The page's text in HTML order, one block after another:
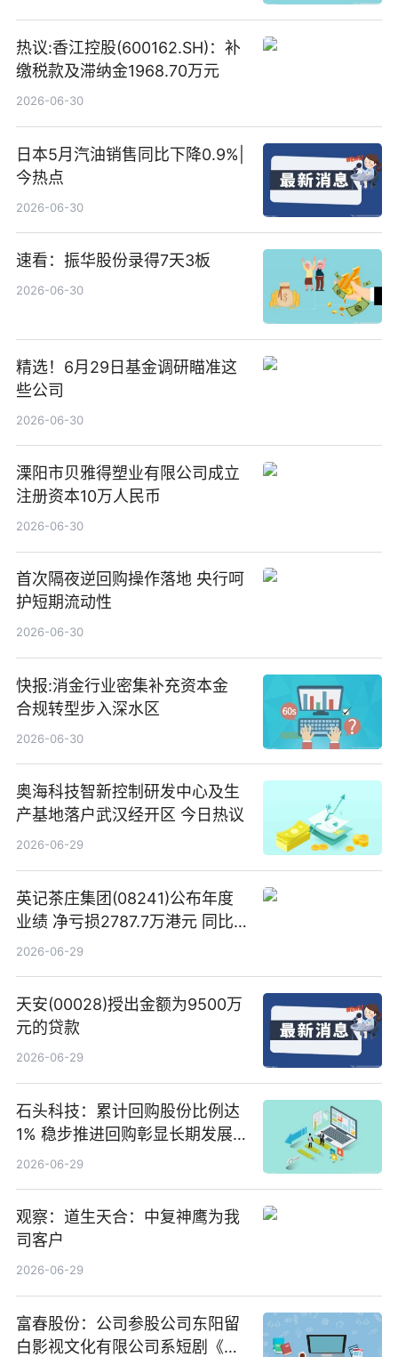
热议:香江控股(600162.SH)：补
缴税款及滞纳金1968.70万元
2026-06-30
日本5月汽油销售同比下降0.9%|
今热点
2026-06-30
速看：振华股份录得7天3板
2026-06-30
精选！6月29日基金调研瞄准这
些公司
2026-06-30
溧阳市贝雅得塑业有限公司成立
注册资本10万人民币
2026-06-30
首次隔夜逆回购操作落地 央行呵
护短期流动性
2026-06-30
快报:消金行业密集补充资本金
合规转型步入深水区
2026-06-30
奥海科技智新控制研发中心及生
产基地落户武汉经开区 今日热议
2026-06-29
英记茶庄集团(08241)公布年度
业绩 净亏损2787.7万港元 同比
扩大65.15% 焦点速读
2026-06-29
天安(00028)授出金额为9500万
元的贷款
2026-06-29
石头科技：累计回购股份比例达
1% 稳步推进回购彰显长期发展
信心 新动态
2026-06-29
观察：道生天合：中复神鹰为我
司客户
2026-06-29
富春股份：公司参股公司东阳留
白影视文化有限公司系短剧《风